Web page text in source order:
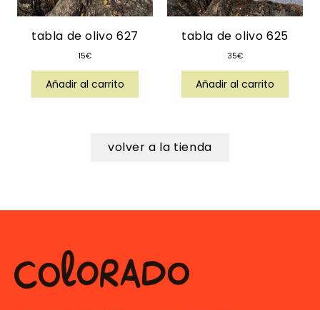
tabla de olivo 627
15€
Añadir al carrito
tabla de olivo 625
35€
Añadir al carrito
volver a la tienda